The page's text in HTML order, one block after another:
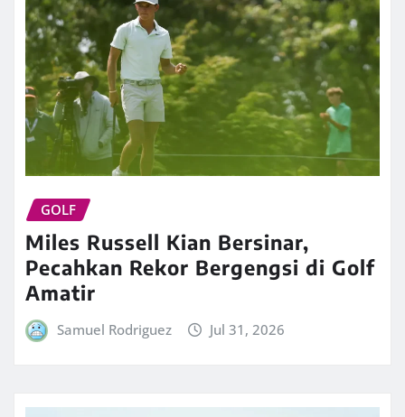
GOLF
Miles Russell Kian Bersinar,
Pecahkan Rekor Bergengsi di Golf
Amatir
Samuel Rodriguez Jul 31, 2026